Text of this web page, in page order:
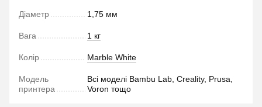
Діаметр 1,75 мм
Вага 1 кг
Колір Marble White
Модель
принтера
Всі моделі Bambu Lab, Creality, Prusa,
Voron тощо